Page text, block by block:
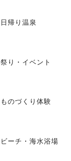
日帰り温泉
祭り・イベント
ものづくり体験
ビーチ・海水浴場